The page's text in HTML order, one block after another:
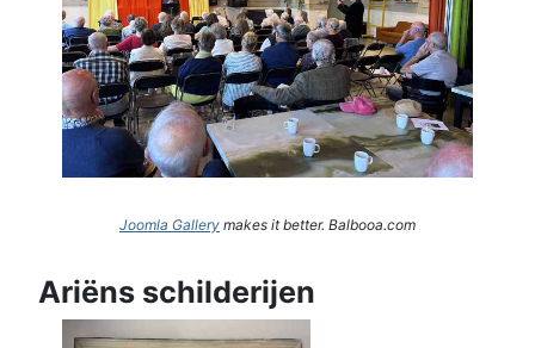
Joomla Gallery makes it better. Balbooa.com
Ariëns schilderijen